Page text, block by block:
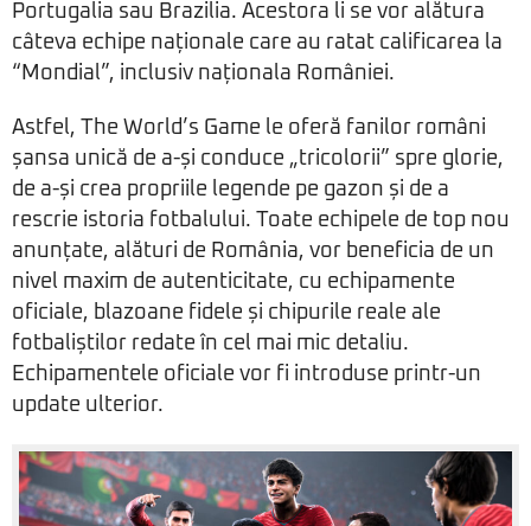
Portugalia sau Brazilia. Acestora li se vor alătura
câteva echipe naționale care au ratat calificarea la
“Mondial”, inclusiv naționala României.
Astfel, The World’s Game le oferă fanilor români
șansa unică de a-și conduce „tricolorii” spre glorie,
de a-și crea propriile legende pe gazon și de a
rescrie istoria fotbalului. Toate echipele de top nou
anunțate, alături de România, vor beneficia de un
nivel maxim de autenticitate, cu echipamente
oficiale, blazoane fidele și chipurile reale ale
fotbaliștilor redate în cel mai mic detaliu.
Echipamentele oficiale vor fi introduse printr-un
update ulterior.